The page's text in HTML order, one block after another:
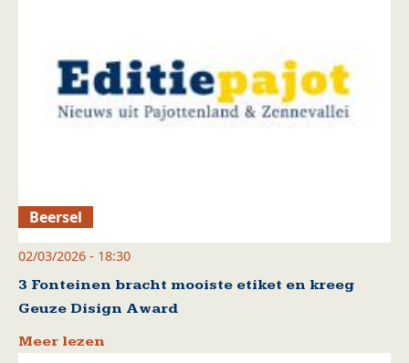
Beersel
02/03/2026 - 18:30
3 Fonteinen bracht mooiste etiket en kreeg
Geuze Disign Award
Meer lezen